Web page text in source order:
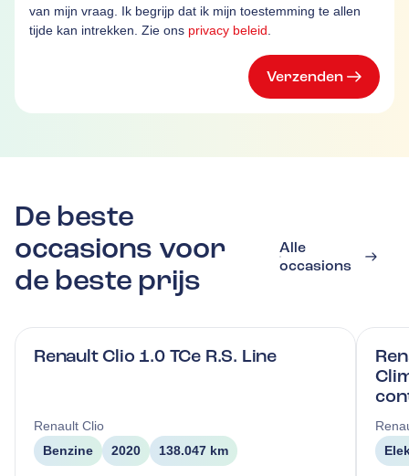
van mijn vraag. Ik begrijp dat ik mijn toestemming te allen
tijde kan intrekken. Zie ons privacy beleid
Verzenden
De beste
occasions voor
de beste prijs
Alle
occasions
Renault Clio 1.0 TCe R.S. Line
Renault Clio
Benzine
2020 138.047 km